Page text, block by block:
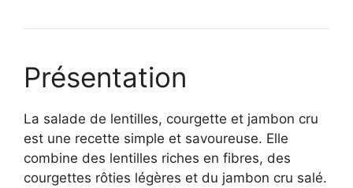
Présentation
La salade de lentilles, courgette et jambon cru
est une recette simple et savoureuse. Elle
combine des lentilles riches en fibres, des
courgettes rôties légères et du jambon cru salé.